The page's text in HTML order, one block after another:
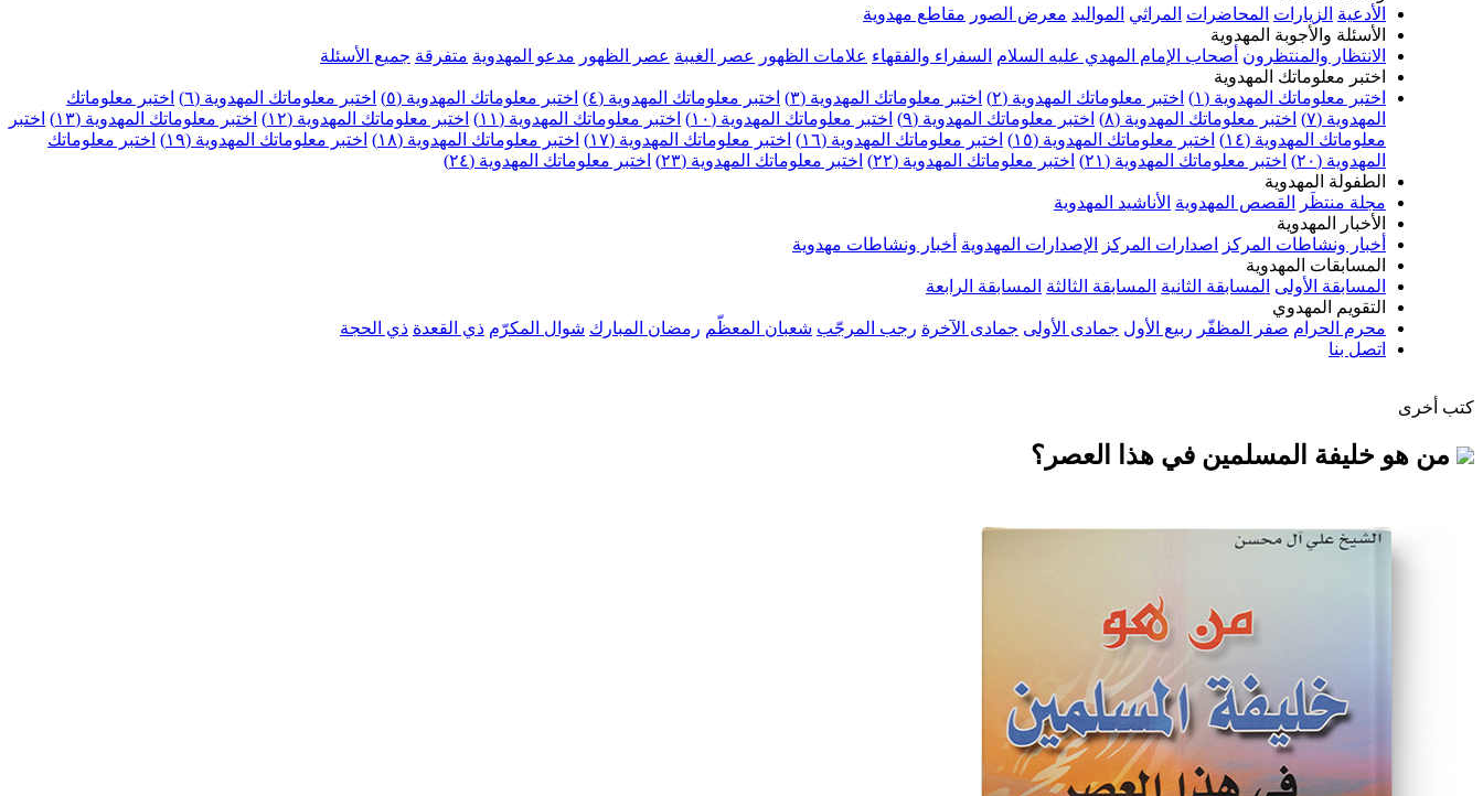
الأدعية الزيارات المحاضرات المراثي المواليد معرض الصور مقاطع مهدوية
الأسئلة والأجوبة المهدوية
الانتظار والمنتظرون أصحاب الإمام المهدي عليه السلام السفراء والفقهاء علامات الظهور عصر الغيبة عصر الظهور مدعو المهدوية متفرقة جميع الأسئلة
اختبر معلوماتك المهدوية
اختبر معلوماتك المهدوية (١)
اختبر معلوماتك المهدوية (٢) اختبر معلوماتك المهدوية (٣) اختبر معلوماتك المهدوية (٤) اختبر معلوماتك المهدوية (٥) اختبر معلوماتك المهدوية (٦)
اختبر معلوماتك
المهدوية (٧)
اختبر معلوماتك المهدوية (٨) اختبر معلوماتك المهدوية (٩) اختبر معلوماتك المهدوية (١٠) اختبر معلوماتك المهدوية (١١) اختبر معلوماتك المهدوية (١٢) اختبر معلوماتك المهدوية (١٣)
اختبر
معلوماتك المهدوية (١٤)
اختبر معلوماتك المهدوية (١٥) اختبر معلوماتك المهدوية (١٦) اختبر معلوماتك المهدوية (١٧) اختبر معلوماتك المهدوية (١٨) اختبر معلوماتك المهدوية (١٩)
اختبر معلوماتك
المهدوية (٢٠)
اختبر معلوماتك المهدوية (٢١) اختبر معلوماتك المهدوية (٢٢) اختبر معلوماتك المهدوية (٢٣)
اختبر معلوماتك المهدوية (٢٤)
الطفولة المهدوية
مجلة منتظَر
القصص المهدوية الأناشيد المهدوية
الأخبار المهدوية
أخبار ونشاطات المركز
اصدارات المركز الإصدارات المهدوية أخبار ونشاطات مهدوية
المسابقات المهدوية
المسابقة الأولى المسابقة الثانية المسابقة الثالثة المسابقة الرابعة
التقويم المهدوي
محرم الحرام صفر المظفّر ربيع الأول جمادى الأولى جمادى الآخرة رجب المرجّب شعبان المعظّم رمضان المبارك شوال المكرّم ذي القعدة ذي الحجة
اتصل بنا
كتب أخرى
من هو خليفة المسلمين في هذا العصر؟